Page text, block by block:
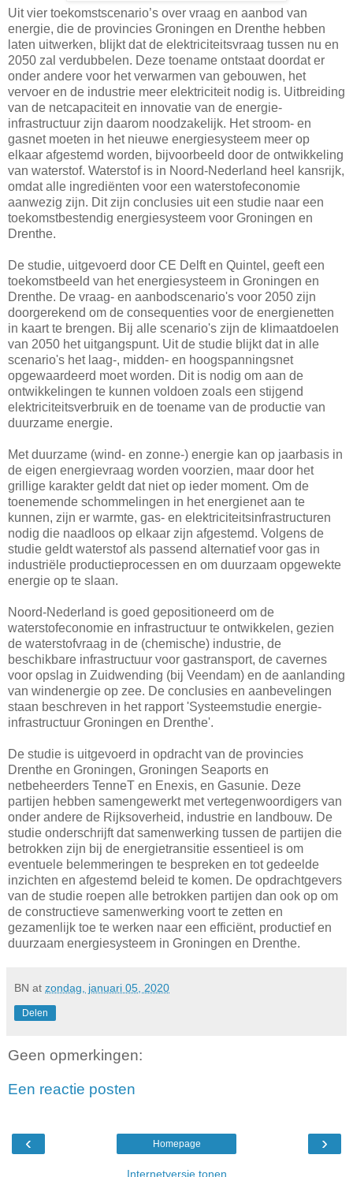
Uit vier toekomstscenario’s over vraag en aanbod van
energie, die de provincies Groningen en Drenthe hebben
laten uitwerken, blijkt dat de elektriciteitsvraag tussen nu en
2050 zal verdubbelen. Deze toename ontstaat doordat er
onder andere voor het verwarmen van gebouwen, het
vervoer en de industrie meer elektriciteit nodig is. Uitbreiding
van de netcapaciteit en innovatie van de energie-
infrastructuur zijn daarom noodzakelijk. Het stroom- en
gasnet moeten in het nieuwe energiesysteem meer op
elkaar afgestemd worden, bijvoorbeeld door de ontwikkeling
van waterstof. Waterstof is in Noord-Nederland heel kansrijk,
omdat alle ingrediënten voor een waterstofeconomie
aanwezig zijn. Dit zijn conclusies uit een studie naar een
toekomstbestendig energiesysteem voor Groningen en
Drenthe.
De studie, uitgevoerd door CE Delft en Quintel, geeft een
toekomstbeeld van het energiesysteem in Groningen en
Drenthe. De vraag- en aanbodscenario's voor 2050 zijn
doorgerekend om de consequenties voor de energienetten
in kaart te brengen. Bij alle scenario's zijn de klimaatdoelen
van 2050 het uitgangspunt. Uit de studie blijkt dat in alle
scenario's het laag-, midden- en hoogspanningsnet
opgewaardeerd moet worden. Dit is nodig om aan de
ontwikkelingen te kunnen voldoen zoals een stijgend
elektriciteitsverbruik en de toename van de productie van
duurzame energie.
Met duurzame (wind- en zonne-) energie kan op jaarbasis in
de eigen energievraag worden voorzien, maar door het
grillige karakter geldt dat niet op ieder moment. Om de
toenemende schommelingen in het energienet aan te
kunnen, zijn er warmte, gas- en elektriciteitsinfrastructuren
nodig die naadloos op elkaar zijn afgestemd. Volgens de
studie geldt waterstof als passend alternatief voor gas in
industriële productieprocessen en om duurzaam opgewekte
energie op te slaan.
Noord-Nederland is goed gepositioneerd om de
waterstofeconomie en infrastructuur te ontwikkelen, gezien
de waterstofvraag in de (chemische) industrie, de
beschikbare infrastructuur voor gastransport, de cavernes
voor opslag in Zuidwending (bij Veendam) en de aanlanding
van windenergie op zee. De conclusies en aanbevelingen
staan beschreven in het rapport 'Systeemstudie energie-
infrastructuur Groningen en Drenthe'.
De studie is uitgevoerd in opdracht van de provincies
Drenthe en Groningen, Groningen Seaports en
netbeheerders TenneT en Enexis, en Gasunie. Deze
partijen hebben samengewerkt met vertegenwoordigers van
onder andere de Rijksoverheid, industrie en landbouw. De
studie onderschrijft dat samenwerking tussen de partijen die
betrokken zijn bij de energietransitie essentieel is om
eventuele belemmeringen te bespreken en tot gedeelde
inzichten en afgestemd beleid te komen. De opdrachtgevers
van de studie roepen alle betrokken partijen dan ook op om
de constructieve samenwerking voort te zetten en
gezamenlijk toe te werken naar een efficiënt, productief en
duurzaam energiesysteem in Groningen en Drenthe.
BN at zondag, januari 05, 2020
Delen
Geen opmerkingen:
Een reactie posten
‹ ›
Homepage
Internetversie tonen